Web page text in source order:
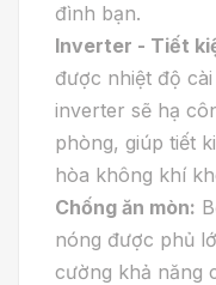
đình bạn.
Inverter - Tiết
được nhiệt độ
inverter sẽ hạ
phòng, giúp tiết
hòa không khí
Chống ăn mòn:
nóng được phủ
cường khả năng